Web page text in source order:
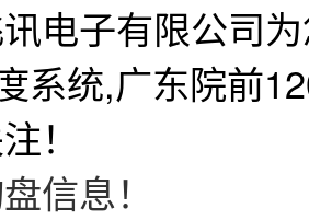
电子有限公司
系统,广东院前
！
信息！